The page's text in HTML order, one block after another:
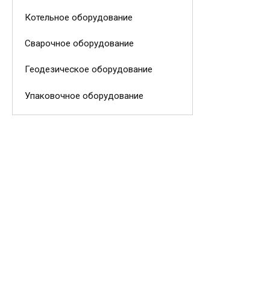
Котельное оборудование
Сварочное оборудование
Геодезическое оборудование
Упаковочное оборудование